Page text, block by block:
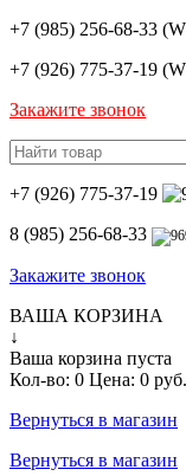
+7 (985) 256-68-33
+7 (926) 775-37-19
Закажите звонок
+7 (926) 775-37-19
8 (985) 256-68-33
Закажите звонок
ВАША КОРЗИНА
↓
Ваша корзина пуста
Кол-во: 0 Цена: 0 руб.
Вернуться в магазин
Вернуться в магазин